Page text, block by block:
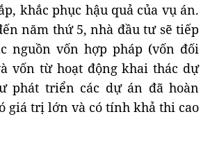
khắc phục hậu quả của vụ án.
năm thứ 5, nhà đầu tư sẽ tiếp
nguồn vốn hợp pháp (vốn đối
vốn từ hoạt động khai thác dự
phát triển các dự án đã hoàn
giá trị lớn và có tính khả thi cao